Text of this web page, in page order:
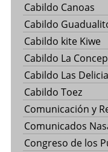
Cabildo Canoas
Cabildo
Cabildo kite Kiwe
Cabildo La
Cabildo Las
Cabildo Toez
Comunicación y
Comunicados
Congreso de los